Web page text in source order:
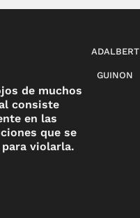
de muchos
consiste
en las
que se
violarla.
ADALBERT
GUINON